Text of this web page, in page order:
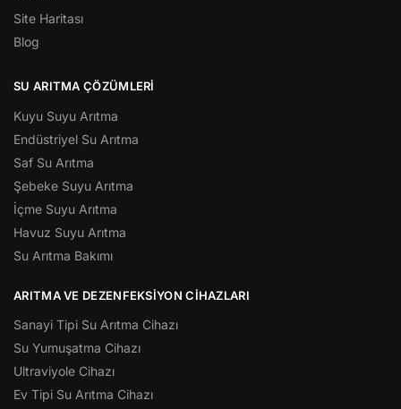
Site Haritası
Blog
SU ARITMA ÇÖZÜMLERI
Kuyu Suyu Arıtma
Endüstriyel Su Arıtma
Saf Su Arıtma
Şebeke Suyu Arıtma
İçme Suyu Arıtma
Havuz Suyu Arıtma
Su Arıtma Bakımı
ARITMA VE DEZENFEKSIYON CIHAZLARI
Sanayi Tipi Su Arıtma Cihazı
Su Yumuşatma Cihazı
Ultraviyole Cihazı
Ev Tipi Su Arıtma Cihazı